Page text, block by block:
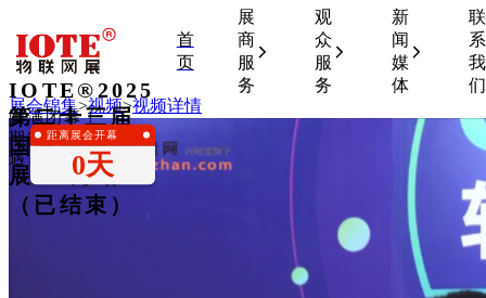
IOTE®2025
第二十三届
国际物联网
展•上海站
（已结束）
圆满闭幕！
期待下一次相
遇！
距离展会开幕
0天
首
页
展
商
服
务
观
众
服
务
新
闻
媒
体
联
系
我
们
展会锦集>视频>视频详情